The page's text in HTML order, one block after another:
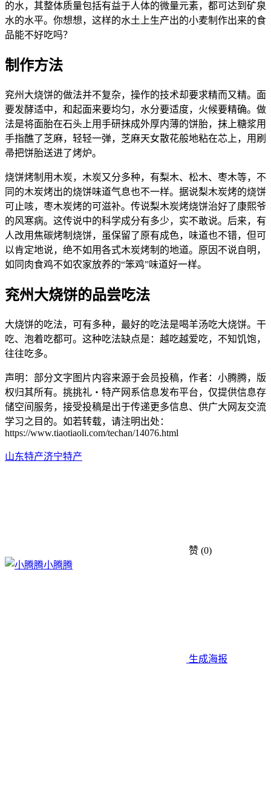
的水，其整体质量包括有益于人体的微量元素，都可达到矿泉
水的水平。你想想，这样的水土上生产出的小麦制作出来的食
品能不好吃吗？
制作方法
兖州大烧饼的做法并不复杂，操作的技术却要求精而又精。面
要发酵适中，和起面来要均匀，水分要适度，火候要精确。做
法是将面胎在石头上用手研抹成外厚内薄的饼胎，抹上糖浆用
手指醮了芝麻，轻轻一弹，芝麻天女散花般地粘在芯上，用刷
帚把饼胎送进了烤炉。
烧饼烤制用木炭，木炭又分多种，有梨木、松木、枣木等，不
同的木炭烤出的烧饼味道气息也不一样。据说梨木炭烤的烧饼
可止咳，枣木炭烤的可滋补。传说梨木炭烤烧饼治好了康熙爷
的风寒病。这传说中的科学成分有多少，实不敢说。后来，有
人改用焦碳烤制烧饼，虽保留了原有成色，味道也不错，但可
以肯定地说，绝不如用各式木炭烤制的地道。原因不说自明，
如同肉食鸡不如农家放养的“笨鸡”味道好一样。
兖州大烧饼的品尝吃法
大烧饼的吃法，可有多种，最好的吃法是喝羊汤吃大烧饼。干
吃、泡着吃都可。这种吃法缺点是：越吃越爱吃，不知饥饱，
往往吃多。
声明：部分文字图片内容来源于会员投稿，作者：小腾腾，版
权归其所有。挑挑礼・特产网系信息发布平台，仅提供信息存
储空间服务，接受投稿是出于传递更多信息、供广大网友交流
学习之目的。如若转载，请注明出处：
https://www.tiaotiaoli.com/techan/14076.html
山东特产济宁特产
赞 (0)
小腾腾
生成海报